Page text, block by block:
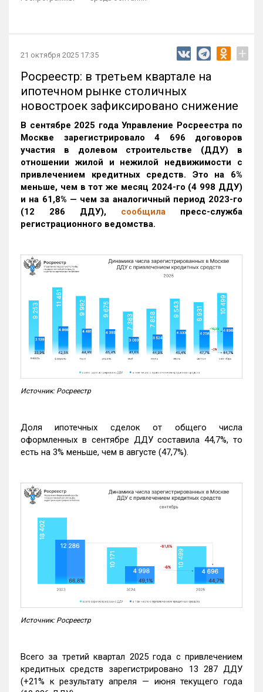
21 октября 2025 17:35 +
Росреестр: в третьем квартале на
ипотечном рынке столичных
новостроек зафиксировано снижение
В сентябре 2025 года Управление Росреестра по
Москве зарегистрировало 4 696 договоров
участия в долевом строительстве (ДДУ) в
отношении жилой и нежилой недвижимости с
привлечением кредитных средств. Это на 6%
меньше, чем в тот же месяц 2024-го (4 998 ДДУ)
и на 61,8% — чем за аналогичный период 2023-го
(12 286 ДДУ), сообщила пресс-служба
регистрационного ведомства.
Источник: Росреестр
Доля ипотечных сделок от общего числа
оформленных в сентябре ДДУ составила 44,7%, то
есть на 3% меньше, чем в августе (47,7%).
Источник: Росреестр
Всего за третий квартал 2025 года с привлечением
кредитных средств зарегистрировано 13 287 ДДУ
(+21% к результату апреля — июня текущего года